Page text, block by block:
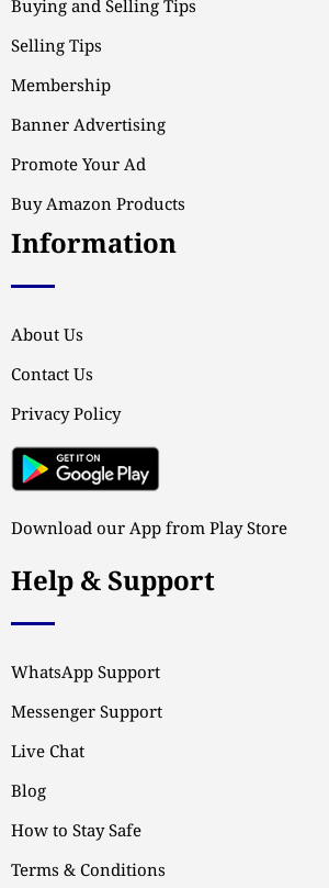
Buying and Selling Tips
Selling Tips
Membership
Banner Advertising
Promote Your Ad
Buy Amazon Products
Information
About Us
Contact Us
Privacy Policy
Download our App from Play Store
Help & Support
WhatsApp Support
Messenger Support
Live Chat
Blog
How to Stay Safe
Terms & Conditions